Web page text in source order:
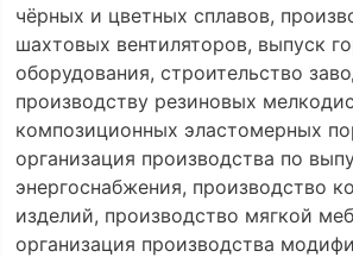
чёрных и цветных сплавов,
шахтовых вентиляторов, выпуск
оборудования, строительство
производству резиновых
композиционных эластомерных
организация производства по
энергоснабжения, производство
изделий, производство мягкой
организация производства